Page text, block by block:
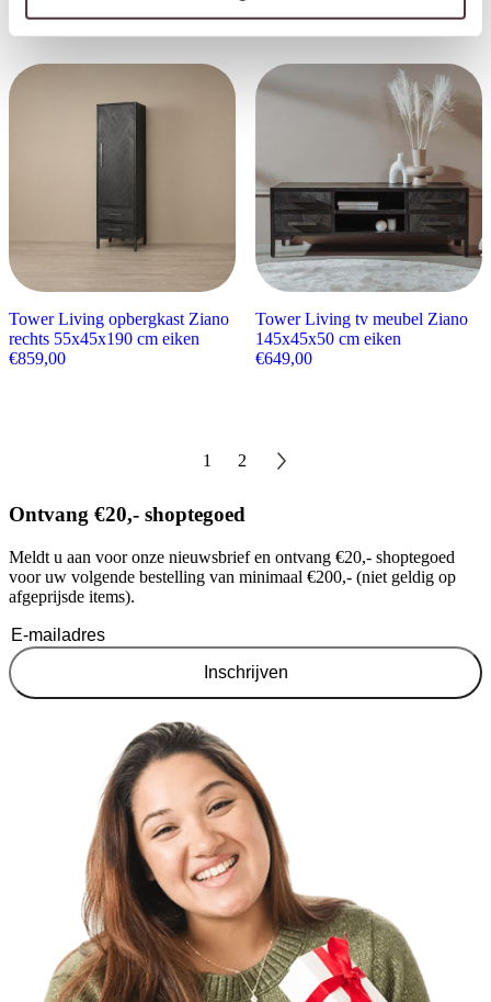
Tower Living opbergkast Ziano
rechts 55x45x190 cm eiken
€859,00
Tower Living tv meubel Ziano
145x45x50 cm eiken
€649,00
1 2
Ontvang €20,- shoptegoed
Meldt u aan voor onze nieuwsbrief en ontvang €20,- shoptegoed
voor uw volgende bestelling van minimaal €200,- (niet geldig op
afgeprijsde items).
Inschrijven